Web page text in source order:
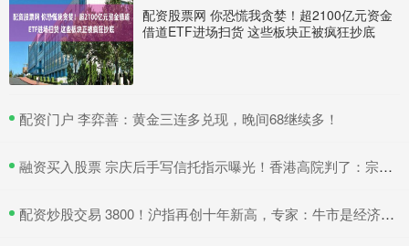
配资股票网 你恐慌我贪婪！超2100亿元资金
借道ETF进场扫货 这些板块正被疯狂抄底
​配资门户 李弈善：黄金三连多兑现，晚间68继续多！
​融资买入股票 宗庆后手写信托指示曝光！香港高院判了：宗馥莉暂不得挪动汇丰账户资产
​配资炒股交易 3800！沪指再创十年新高，专家：牛市是经济增长重要引擎